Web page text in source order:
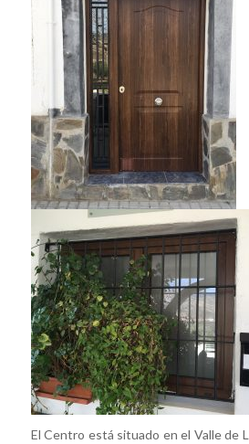
El Centro está situado en el Valle de